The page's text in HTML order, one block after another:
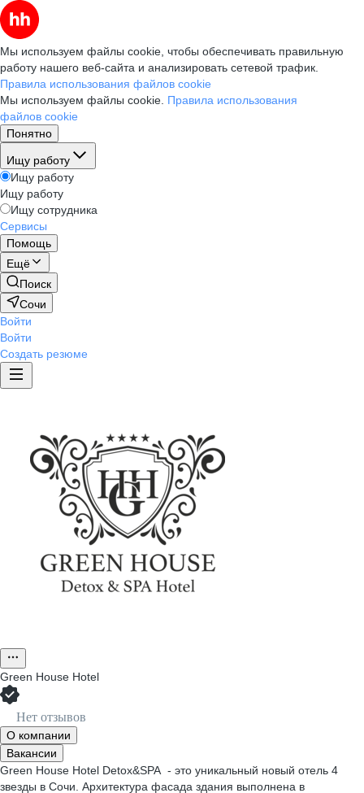
Мы используем файлы cookie, чтобы обеспечивать правильную
работу нашего веб-сайта и анализировать сетевой трафик.
Правила использования файлов cookie
Мы используем файлы cookie. Правила использования
файлов cookie
Понятно
Ищу работу
Ищу работу
Ищу работу
Ищу сотрудника
Сервисы
Помощь
Ещё
Поиск
Сочи
Войти
Войти
Создать резюме
Green House Hotel
Нет отзывов
О компании
Вакансии
Green House Hotel Detox&SPA - это уникальный новый отель 4
звезды в Сочи. Архитектура фасада здания выполнена в